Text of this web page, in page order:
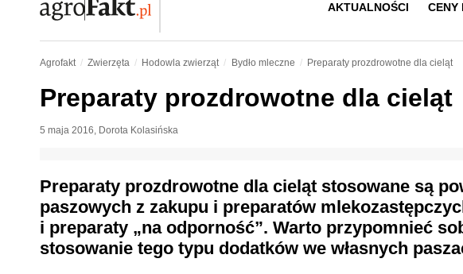
AKTUALNOŚCI CENY
Agrofakt Zwierzęta Hodowla zwierząt Bydło mleczne Preparaty prozdrowotne dla cieląt
Preparaty prozdrowotne dla cieląt
5 maja 2016, Dorota Kolasińska
Preparaty prozdrowotne dla cieląt stosowane są
paszowych z zakupu i preparatów
i preparaty „na odporność”. Warto przypomnieć
stosowanie tego typu dodatków we własnych